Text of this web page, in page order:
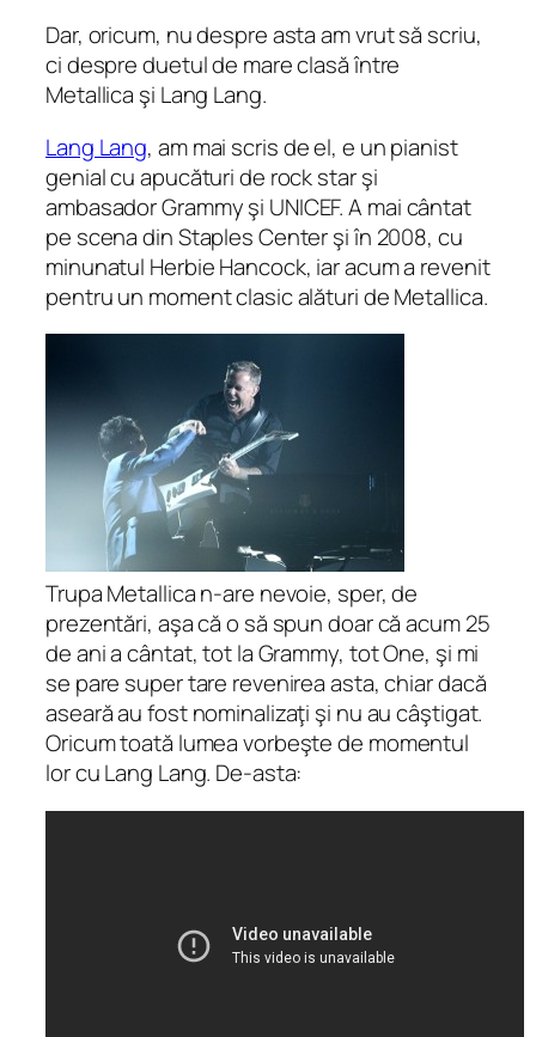
Dar, oricum, nu despre asta am vrut să scriu,
ci despre duetul de mare clasă între
Metallica şi Lang Lang.
Lang Lang, am mai scris de el, e un pianist
genial cu apucături de rock star şi
ambasador Grammy şi UNICEF. A mai cântat
pe scena din Staples Center şi în 2008, cu
minunatul Herbie Hancock, iar acum a revenit
pentru un moment clasic alături de Metallica.
Trupa Metallica n-are nevoie, sper, de
prezentări, aşa că o să spun doar că acum 25
de ani a cântat, tot la Grammy, tot One, şi mi
se pare super tare revenirea asta, chiar dacă
aseară au fost nominalizaţi şi nu au câştigat.
Oricum toată lumea vorbeşte de momentul
lor cu Lang Lang. De-asta: